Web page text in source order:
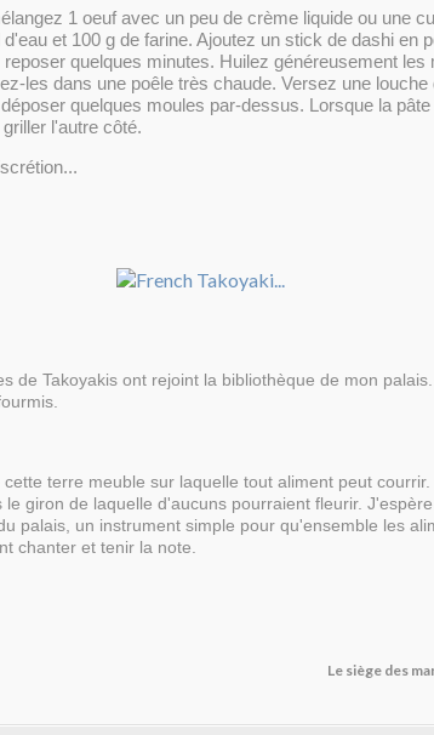
1 oeuf avec un peu de crème liquide ou une
et 100 g de farine. Ajoutez un stick de dashi en
quelques minutes. Huilez généreusement les
les dans une poêle très chaude. Versez une louche
quelques moules par-dessus. Lorsque la
l'autre côté.
de Takoyakis ont rejoint la bibliothèque de mon
terre meuble sur laquelle tout aliment peut
giron de laquelle d'aucuns pourraient fleurir.
palais, un instrument simple pour qu'ensemble les
chanter et tenir la note.
Le siège des